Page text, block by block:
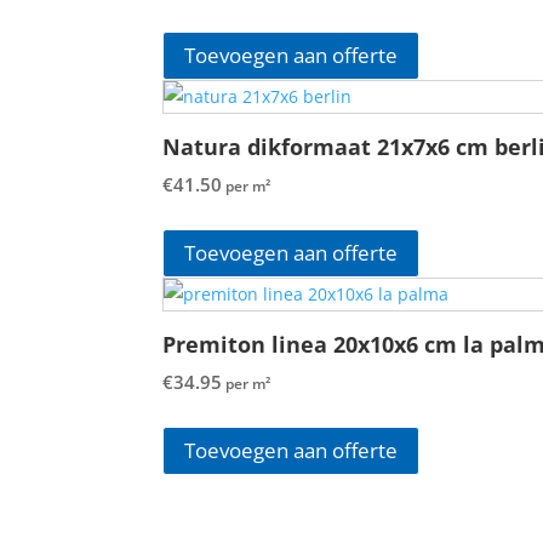
Toevoegen aan offerte
Natura dikformaat 21x7x6 cm
€41.50 per m²
Toevoegen aan offerte
Premiton linea 20x10x6 cm la
€34.95 per m²
Toevoegen aan offerte